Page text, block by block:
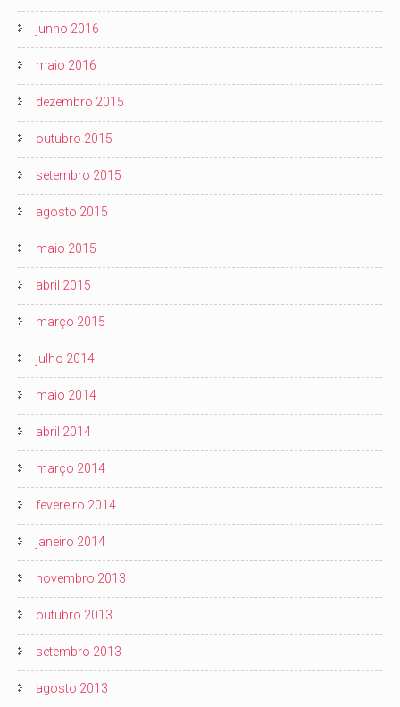
junho 2016
maio 2016
dezembro 2015
outubro 2015
setembro 2015
agosto 2015
maio 2015
abril 2015
março 2015
julho 2014
maio 2014
abril 2014
março 2014
fevereiro 2014
janeiro 2014
novembro 2013
outubro 2013
setembro 2013
agosto 2013